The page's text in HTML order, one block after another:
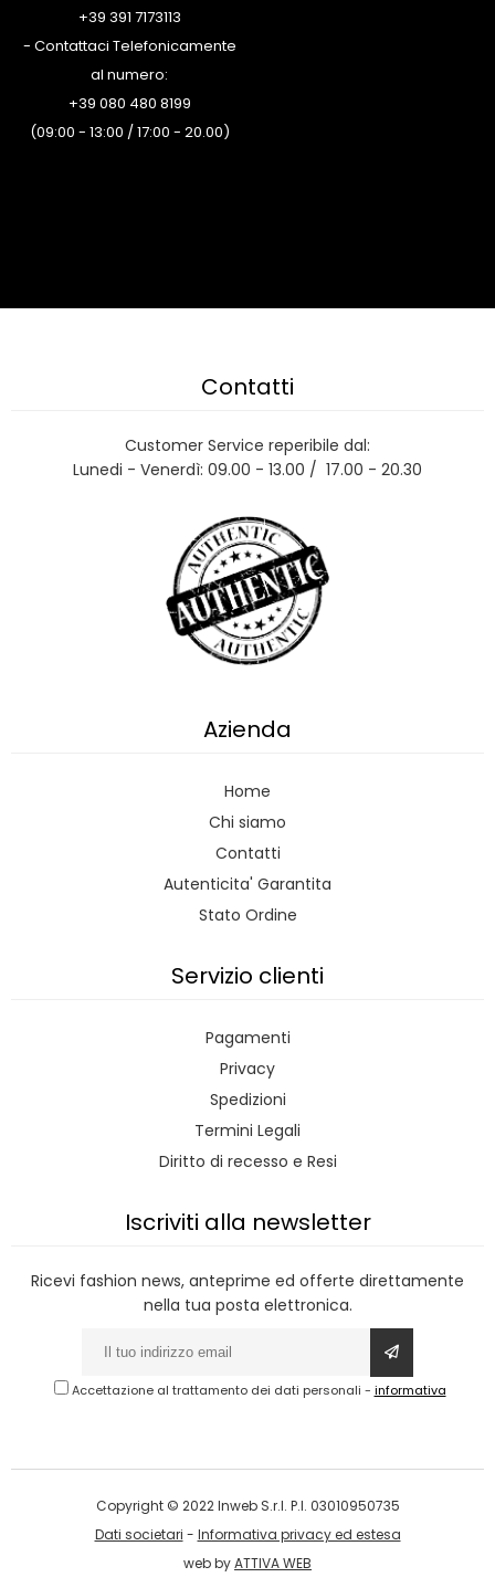
+39 391 7173113
- Contattaci Telefonicamente
al numero:
+39 080 480 8199
(09:00 - 13:00 / 17:00 - 20.00)
Contatti
Customer Service reperibile dal:
Lunedi - Venerdì: 09.00 - 13.00 / 17.00 - 20.30
Azienda
Home
Chi siamo
Contatti
Autenticita' Garantita
Stato Ordine
Servizio clienti
Pagamenti
Privacy
Spedizioni
Termini Legali
Diritto di recesso e Resi
Iscriviti alla newsletter
Ricevi fashion news, anteprime ed offerte direttamente
nella tua posta elettronica.
Accettazione al trattamento dei dati personali - informativa
Copyright © 2022 Inweb S.r.l. P.I. 03010950735
Dati societari - Informativa privacy ed estesa
web byATTIVA WEB